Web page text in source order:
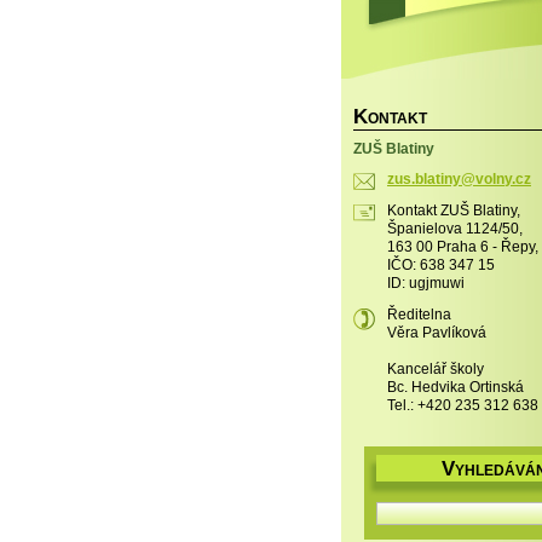
KONTAKT
ZUŠ Blatiny
zus.blatiny@volny.cz
Kontakt ZUŠ Blatiny,
Španielova 1124/50,
163 00 Praha 6 - Řepy,
IČO: 638 347 15
ID: ugjmuwi
Ředitelna
Věra Pavlíková
Kancelář školy
Bc. Hedvika Ortinská
Tel.: +420 235 312 638
V